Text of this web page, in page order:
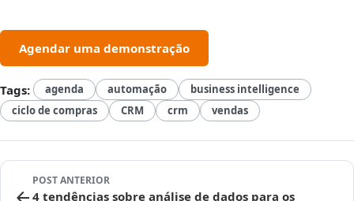
Agendar uma demonstração
Tags: agenda automação
business intelligence
ciclo de compras
CRM crm vendas
POST ANTERIOR
4 tendências sobre análise de dados para os